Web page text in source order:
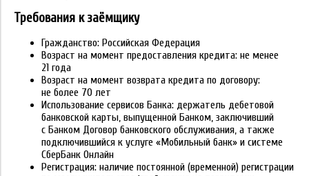
Требования к заёмщику
Гражданство: Российская Федерация
Возраст на момент предоставления кредита: не менее
21 года
Возраст на момент возврата кредита по договору:
не более 70 лет
Использование сервисов Банка: держатель дебетовой
банковской карты, выпущенной Банком, заключивший
с Банком Договор банковского обслуживания, а также
подключившийся к услуге «Мобильный банк» и системе
СберБанк Онлайн
Регистрация: наличие постоянной (временной) регистрации